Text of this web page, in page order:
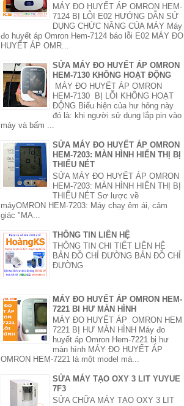
MÁY ĐO HUYẾT ÁP OMRON HEM-
7124 BỊ LỖI E02 HƯỚNG DẪN SỬ
DỤNG CHỨC NĂNG CỦA MÁY Máy
đo huyết áp Omron Hem-7124 báo lỗi E02 MÁY ĐO
HUYẾT ÁP OMR...
SỬA MÁY ĐO HUYẾT ÁP OMRON
HEM-7130 KHÔNG HOẠT ĐỘNG
MÁY ĐO HUYẾT ÁP OMRON
HEM-7130 BỊ LỖI KHÔNG HOẠT
ĐỘNG Biểu hiện của hư hỏng này
đó là: khi người sử dụng lắp pin vào
máy và bấm ...
SỬA MÁY ĐO HUYẾT ÁP OMRON
HEM-7203: MÀN HÌNH HIỂN THỊ BỊ
THIẾU NÉT
SỬA MÁY ĐO HUYẾT ÁP OMRON
HEM-7203: MÀN HÌNH HIỂN THỊ BỊ
THIẾU NÉT Sơ lược về
máyOMRON HEM-7203: Máy chạy êm ái, cảm
giác "MA...
THÔNG TIN LIÊN HỆ
THÔNG TIN CHI TIẾT LIÊN HỆ
BẢN ĐỒ CHỈ ĐƯỜNG BẢN ĐỒ CHỈ
ĐƯỜNG
MÁY ĐO HUYẾT ÁP OMRON HEM-
7221 BI HƯ MÀN HÌNH
MÁY ĐO HUYẾT ÁP OMRON HEM
7221 BỊ HƯ MÀN HÌNH Máy đo
huyết áp Omron Hem-7221 bị hư
màn hình MÁY ĐO HUYẾT ÁP
OMRON HEM-7221 là một model má...
SỬA MÁY TẠO OXY 3 LIT YUYUE
7F3
SỬA CHỮA MÁY TẠO OXY 3 LIT